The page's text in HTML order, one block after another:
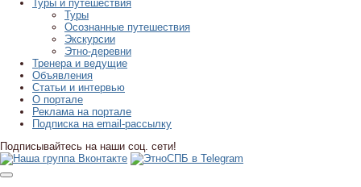
Туры и путешествия
Туры
Осознанные путешествия
Экскурсии
Этно-деревни
Тренера и ведущие
Объявления
Статьи и интервью
О портале
Реклама на портале
Подписка на email-рассылку
Подписывайтесь на наши соц. сети!